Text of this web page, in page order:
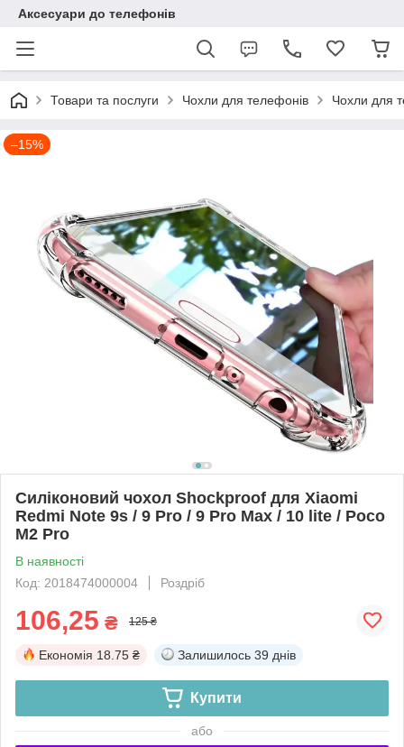
Аксесуари до телефонів
Товари та послуги Чохли для телефонів Чохли для
–15%
Силіконовий чохол Shockproof для Xiaomi
Redmi Note 9s / 9 Pro / 9 Pro Max / 10 lite / Poco
M2 Pro
В наявності
Код: 2018474000004
Роздріб
106,25 ₴ 125 ₴
Економія 18.75 ₴ Залишилось 39 днів
Купити
або